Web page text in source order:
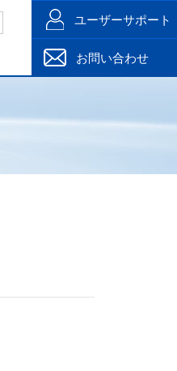
ユーザーサポート
お問い合わせ